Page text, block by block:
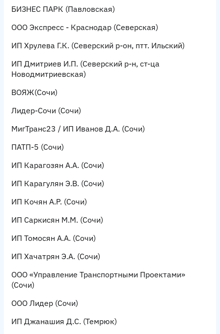
БИЗНЕС ПАРК (Павловская)
ООО Экспресс - Краснодар (Северская)
ИП Хрулева Г.К. (Северский р-он, птт. Ильский)
ИП Дмитриев И.П. (Северский р-н, ст-ца
Новодмитриевская)
ВОЯЖ(Сочи)
Лидер-Сочи (Сочи)
МигТранс23 / ИП Иванов Д.А. (Сочи)
ПАТП-5 (Сочи)
ИП Карагозян А.А. (Сочи)
ИП Карагулян Э.В. (Сочи)
ИП Кочян А.Р. (Сочи)
ИП Саркисян М.М. (Сочи)
ИП Томосян А.А. (Сочи)
ИП Хачатрян Э.А. (Сочи)
ООО «Управление Транспортными Проектами»
(Сочи)
ООО Лидер (Сочи)
ИП Джанашия Д.С. (Темрюк)